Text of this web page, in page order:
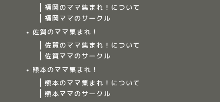
福岡のママ集まれ！について
福岡ママのサークル
佐賀のママ集まれ！
佐賀のママ集まれ！について
佐賀ママのサークル
熊本のママ集まれ！
熊本のママ集まれ！について
熊本ママのサークルママ集まれ！について